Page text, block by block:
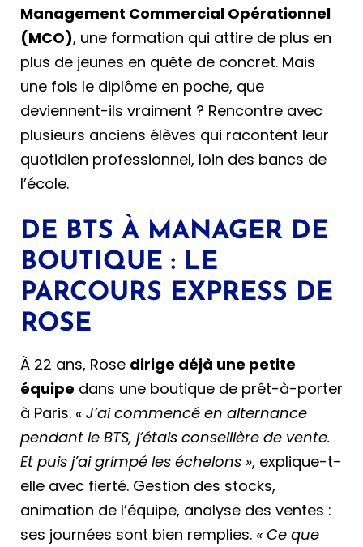
Management Commercial Opérationnel
(MCO), une formation qui attire de plus en
plus de jeunes en quête de concret. Mais
une fois le diplôme en poche, que
deviennent-ils vraiment ? Rencontre avec
plusieurs anciens élèves qui racontent leur
quotidien professionnel, loin des bancs de
l’école.
DE BTS À MANAGER DE
BOUTIQUE : LE
PARCOURS EXPRESS DE
ROSE
À 22 ans, Rose dirige déjà une petite
équipe dans une boutique de prêt-à-porter
à Paris. « J’ai commencé en alternance
pendant le BTS, j’étais conseillère de vente.
Et puis j’ai grimpé les échelons », explique-t-
elle avec fierté. Gestion des stocks,
animation de l’équipe, analyse des ventes :
ses journées sont bien remplies. « Ce que